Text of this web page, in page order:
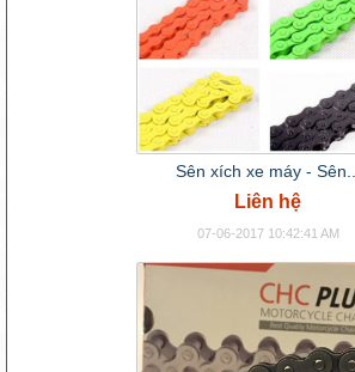
Sên xích xe máy - Sên...
Liên hệ
07-06-2017 10:42:41 AM